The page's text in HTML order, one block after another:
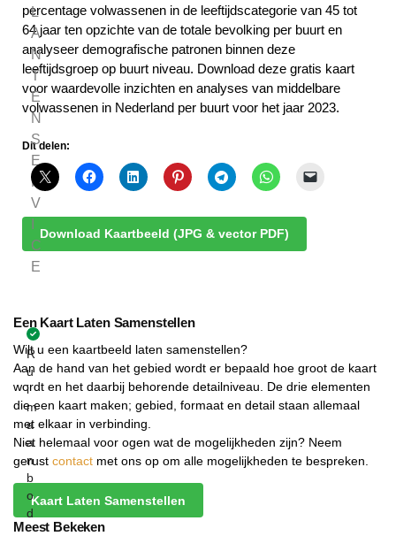
percentage volwassenen in de leeftijdscategorie van 45 tot
64 jaar ten opzichte van de totale bevolking per buurt en
analyseer demografische patronen binnen deze
leeftijdsgroep op buurt niveau. Download deze gratis kaart
voor waardevolle inzichten en analyses van middelbare
volwassenen in Nederland per buurt voor het jaar 2023.
Dit delen:
Download Kaartbeeld (JPG & vector PDF)
Een Kaart Laten Samenstellen
Wilt u een kaartbeeld laten samenstellen?
Aan de hand van het gebied wordt er bepaald hoe groot de kaart
wordt en het daarbij behorende detailniveau. De drie elementen
die een kaart maken; gebied, formaat en detail staan allemaal
met elkaar in verbinding.
Niet helemaal voor ogen wat de mogelijkheden zijn? Neem
gerust contact met ons op om alle mogelijkheden te bespreken.
Kaart Laten Samenstellen
Meest Bekeken
L
A
N
T
E
N
S
E
R
V
C
E
R
u
i
m
a
a
n
b
o
d